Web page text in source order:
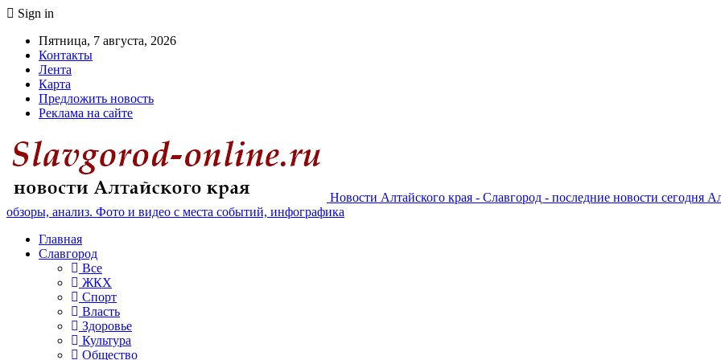
Sign in
Пятница, 7 августа, 2026
Контакты
Лента
Карта
Предложить новость
Реклама на сайте
Новости Алтайского края - Славгород - последние новости сегодня
обзоры, анализ. Фото и видео с места событий, инфографика
Главная
Славгород
Все
ЖКХ
Спорт
Власть
Здоровье
Культура
Общество